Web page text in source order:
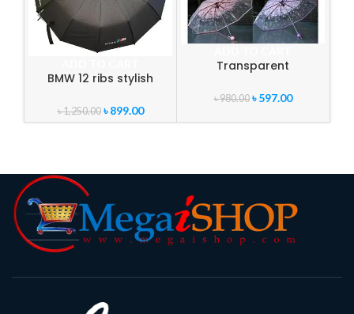
BMW 12 ribs stylish
৳1,250.00 ৳899.00
Transparent
for women
৳980.00 ৳597.00